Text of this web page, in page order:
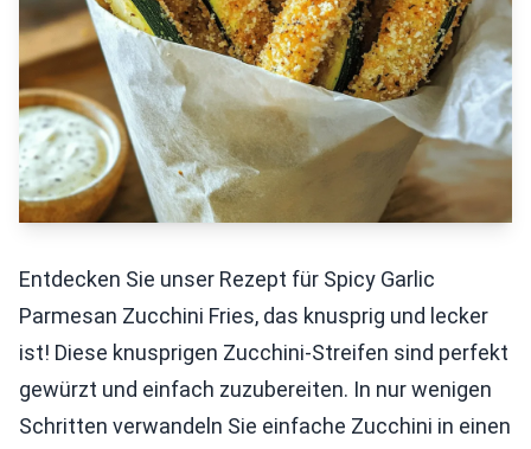
Entdecken Sie unser Rezept für Spicy Garlic
Parmesan Zucchini Fries, das knusprig und lecker
ist! Diese knusprigen Zucchini-Streifen sind perfekt
gewürzt und einfach zuzubereiten. In nur wenigen
Schritten verwandeln Sie einfache Zucchini in einen